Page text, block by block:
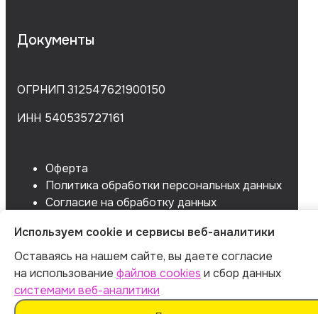
Документы
ОГРНИП 312547621900150
ИНН 540535727161
Оферта
Политика обработки персональных данных
Согласие на обработку данных
Используем cookie и сервисы веб-аналитики
Оставаясь на нашем сайте, вы даете согласие
на использование файлов cookies и сбор данных
системами веб-аналитики